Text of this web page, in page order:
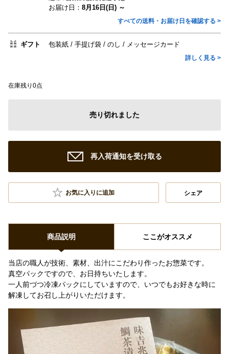
お届け日： 8月16日(日) ～
すべての送料・お届け日を確認する >
ギフト 包装紙 手提げ袋 のし メッセージカード
詳しく見る >
在庫残り0点
売り切れました
再入荷通知を受け取る
お気に入りに追加 シェア
商品説明 ここがオススメ
当店の職人が技術、素材、出汁にこだわり作ったお惣菜です。
真空パックですので、お日持ちいたします。
一人前づつ冷凍パックにしていますので、いつでもお好きな時に
解凍してお召し上がりいただけます。